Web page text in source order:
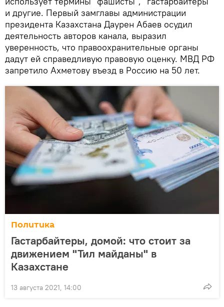
и другие. Первый замглавы администрации
президента Казахстана Даурен Абаев осудил
деятельность авторов канала, выразил
уверенность, что правоохранительные органы
дадут ей справедливую правовую оценку. МВД РФ
запретило Ахметову въезд в Россию на 50 лет.
Политика
Гастарбайтеры, домой: что стоит за
движением "Тил майданы" в
Казахстане
13 августа 2021, 14:00